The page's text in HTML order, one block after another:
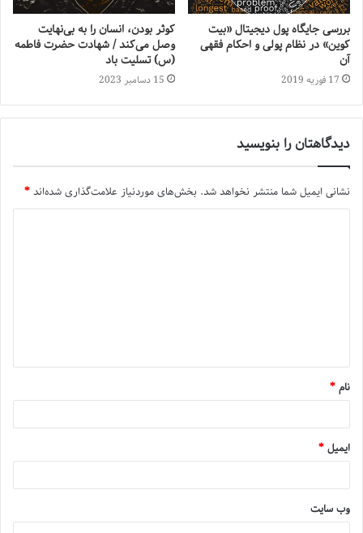
بررسی جایگاه پول دیجیتال «بیت‌
کوین» در نظام پولی و احکام فقهی
آن
17 فوریه 2019
کوثر بودن، انسان را به بی‌نهایت
وصل می‌کند / شهادت حضرت فاطمه
(س) تسلیت باد
15 دسامبر 2023
دیدگاهتان را بنویسید
نشانی ایمیل شما منتشر نخواهد شد. بخش‌های موردنیاز علامت‌گذاری شده‌اند*
نام*
ایمیل*
وب‌ سایت